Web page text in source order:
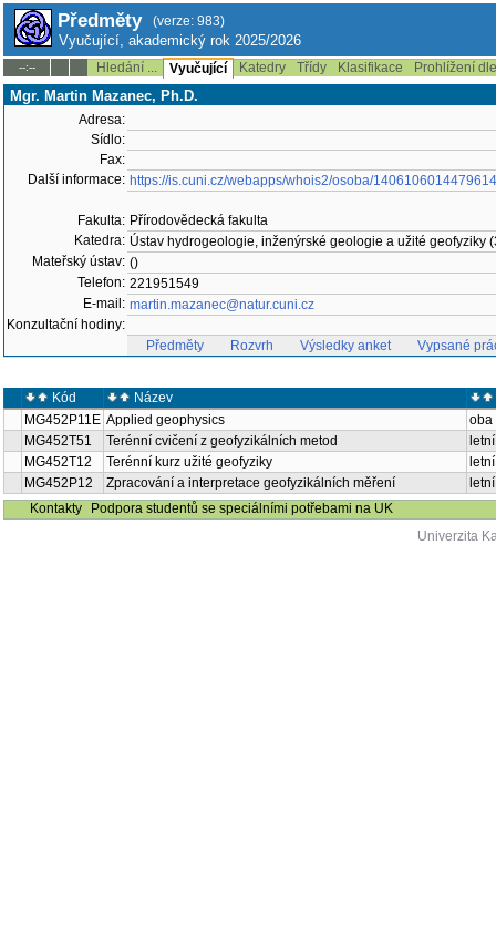
Předměty (verze: 983)
Vyučující, akademický rok 2025/2026
--:-- Hledání ... Vyučující Katedry Třídy Klasifikace Prohlížení
Mgr. Martin Mazanec, Ph.D.
Adresa:
Sídlo:
Fax:
Další informace: https://is.cuni.cz/webapps/whois2/osoba/1406106014479614
Fakulta: Přírodovědecká fakulta
Katedra: Ústav hydrogeologie, inženýrské geologie a užité geofyziky
Mateřský ústav: ()
Telefon: 221951549
E-mail: martin.mazanec@natur.cuni.cz
Konzultační hodiny:
Předměty
Rozvrh Výsledky anket Vypsané
Kód
Název
MG452P11E Applied geophysics
oba
MG452T51
Terénní cvičení z geofyzikálních metod
letní
MG452T12
Terénní kurz užité geofyziky
letní
MG452P12
Zpracování a interpretace geofyzikálních měření
letní
Kontakty
Podpora studentů se speciálními potřebami na UK
Univerzita